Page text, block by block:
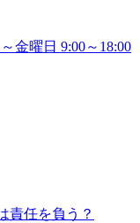
金曜日 9:00～18:00
責任を負う？